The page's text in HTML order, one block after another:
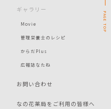
ギャラリー
Movie
管理栄養士のレシピ
からだPlus
広報誌なたね
お問い合わせ
なの花薬局をご利用の皆様へ
PAGE
TOP